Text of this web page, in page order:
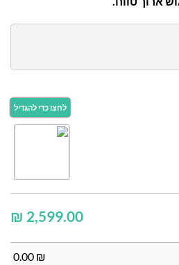
₪
₪
0.00